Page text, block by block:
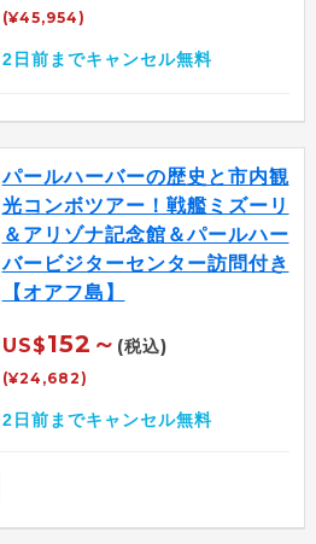
(¥45,954)
2日前までキャンセル無料
パールハーバーの歴史と市内観
光コンボツアー！戦艦ミズーリ
＆アリゾナ記念館＆パールハー
バービジターセンター訪問付き
【オアフ島】
US$152～ (税込)
(¥24,682)
2日前までキャンセル無料